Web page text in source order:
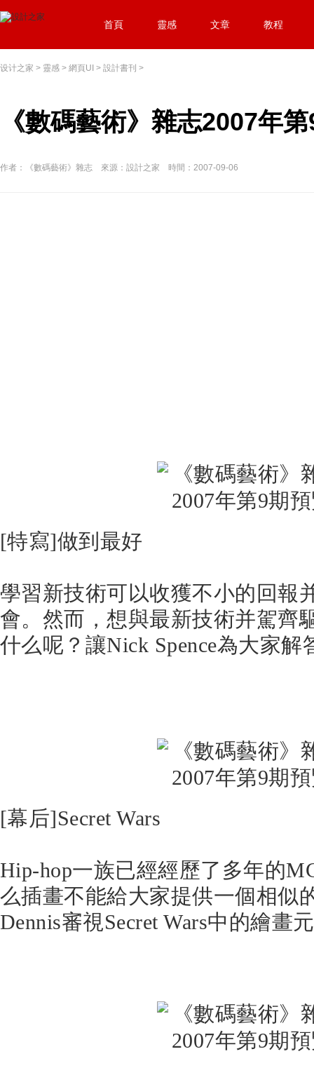
首頁 靈感 文章 教程
设计之家 > 靈感 > 網頁UI > 設計書刊 >
《數碼藝術》雜志2007年
作者：《數碼藝術》雜志 來源：設計之家 時間：2007-09-06
[特寫]做到最好
學習新技術可以收獲不小的回報
會。然而，想與最新技術并駕齊
什么呢？讓Nick Spence為大家解
[幕后]Secret Wars
Hip-hop一族已經經歷了多年的
么插畫不能給大家提供一個相似
Dennis審視Secret Wars中的繪畫